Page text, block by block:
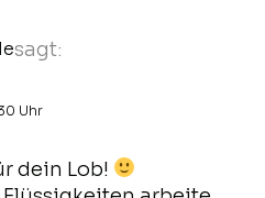
sagt:
Uhr
dein Lob!